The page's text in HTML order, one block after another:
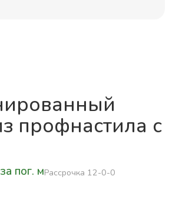
профнастила с
пог. мРассрочка 12-0-0